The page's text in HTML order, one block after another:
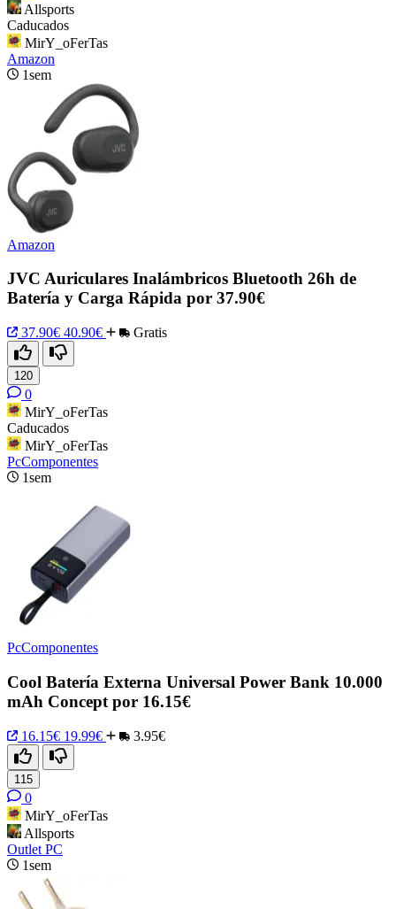
Allsports
Caducados
MirY_oFerTas
Amazon
1sem
Amazon
JVC Auriculares Inalámbricos Bluetooth 26h de
Batería y Carga Rápida por 37.90€
37.90€ 40.90€ Gratis
120
0
MirY_oFerTas
Caducados
MirY_oFerTas
PcComponentes
1sem
PcComponentes
Cool Batería Externa Universal Power Bank 10.000
mAh Concept por 16.15€
16.15€ 19.99€ 3.95€
115
0
MirY_oFerTas
Allsports
Outlet PC
1sem